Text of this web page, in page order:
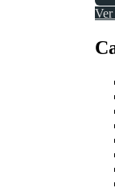
Ver